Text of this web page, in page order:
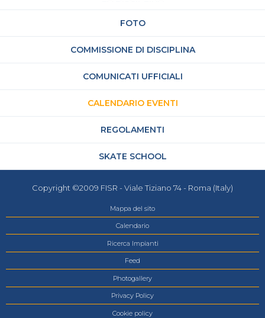
FOTO
COMMISSIONE DI DISCIPLINA
COMUNICATI UFFICIALI
CALENDARIO EVENTI
REGOLAMENTI
SKATE SCHOOL
Copyright ©2009 FISR - Viale Tiziano 74 - Roma (Italy)
Mappa del sito
Calendario
Ricerca Impianti
Feed
Photogallery
Privacy Policy
Cookie policy